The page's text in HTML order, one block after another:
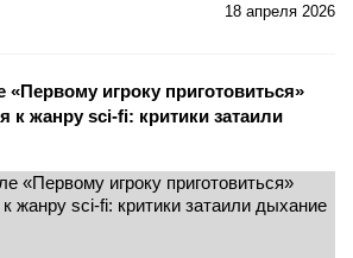
18 апреля 2026
«Первому игроку приготовиться»
к жанру sci-fi: критики затаили